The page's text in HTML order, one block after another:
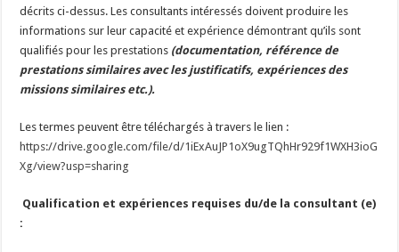
décrits ci-dessus. Les consultants intéressés doivent produire les
informations sur leur capacité et expérience démontrant qu’ils sont
qualifiés pour les prestations (documentation, référence de
prestations similaires avec les justificatifs, expériences des
missions similaires etc.).
Les termes peuvent être téléchargés à travers le lien :
https://drive.google.com/file/d/1iExAuJP1oX9ugTQhHr929f1WXH3ioG
Xg/view?usp=sharing
Qualification et expériences requises du/de la consultant (e)
: